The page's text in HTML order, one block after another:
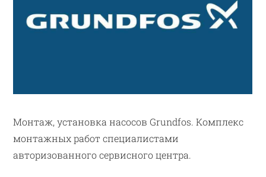
Монтаж, установка насосов Grundfos. Комплекс
монтажных работ специалистами
авторизованного сервисного центра.